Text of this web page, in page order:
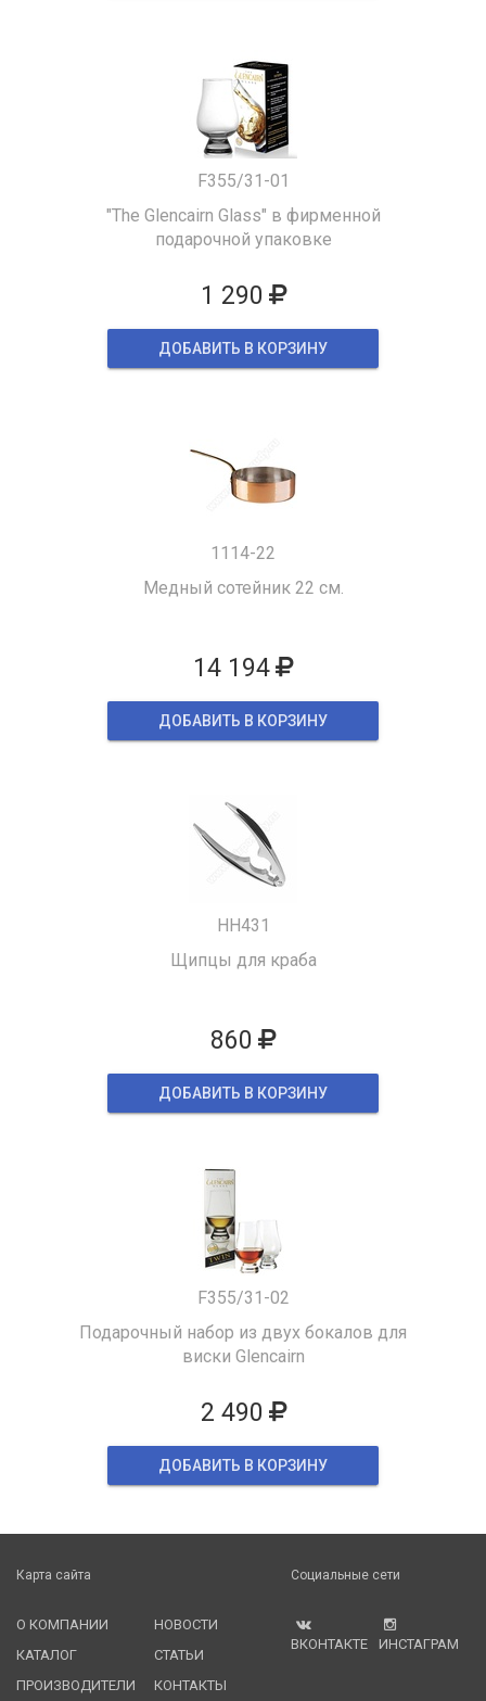
F355/31-01
"The Glencairn Glass" в фирменной
подарочной упаковке
1 290
ДОБАВИТЬ В КОРЗИНУ
1114-22
Медный сотейник 22 см.
14 194
ДОБАВИТЬ В КОРЗИНУ
HH431
Щипцы для краба
860
ДОБАВИТЬ В КОРЗИНУ
F355/31-02
Подарочный набор из двух бокалов для
виски Glencairn
2 490
ДОБАВИТЬ В КОРЗИНУ
Карта сайта
О КОМПАНИИ
КАТАЛОГ
ПРОИЗВОДИТЕЛИ
НОВОСТИ
СТАТЬИ
КОНТАКТЫ
Социальные сети
ВКОНТАКТЕ ИНСТАГРАМ